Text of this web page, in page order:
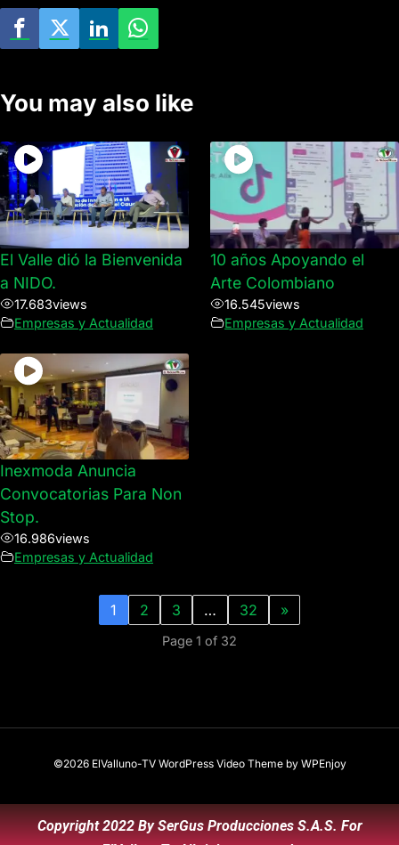
You may also like
El Valle dió la Bienvenida
a NIDO.
17.683views
Empresas y Actualidad
10 años Apoyando el
Arte Colombiano
16.545views
Empresas y Actualidad
Inexmoda Anuncia
Convocatorias Para Non
Stop.
16.986views
Empresas y Actualidad
1 2 3 … 32 »
Page 1 of 32
©2026 ElValluno-TV WordPress Video Themeby WPEnjoy
Copyright 2022 By SerGus Producciones S.A.S. For